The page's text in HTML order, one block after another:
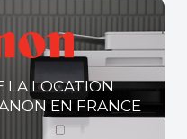
LA LOCATION
EN FRANCE